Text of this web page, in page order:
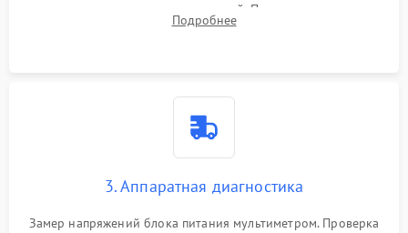
конденсаторов, прогаров, окислений. Проверка надежности
контактов и целостности шлейфов матрицы.
Подробнее
3. Аппаратная диагностика
Замер напряжений блока питания мультиметром. Проверка